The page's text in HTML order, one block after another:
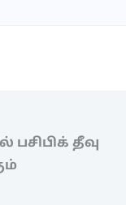
பசிபிக் தீவு